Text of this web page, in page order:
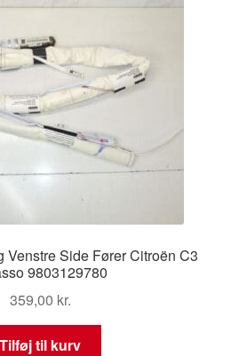
Side Fører Citroën C3
9803129780
359,00 kr.
Tilføj til kurv